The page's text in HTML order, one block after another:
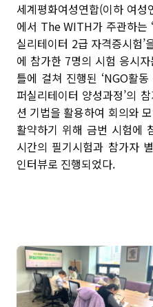
세계평화여성연합(이하 여
에서 The WITH가 주관하는
실리테이터 2급 자격증시험’
에 참가한 7명의 시험 응시
틀에 걸쳐 진행된 ‘NGO활
퍼실리테이터 양성과정’의
션 기법을 활용하여 회의와
활약하기 위해 금번 시험에
시간의 필기시험과 참가자
인터뷰로 진행되었다.